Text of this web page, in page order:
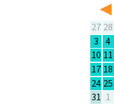
left
27 28
3
4
10 11
17 18
24 25
31 1